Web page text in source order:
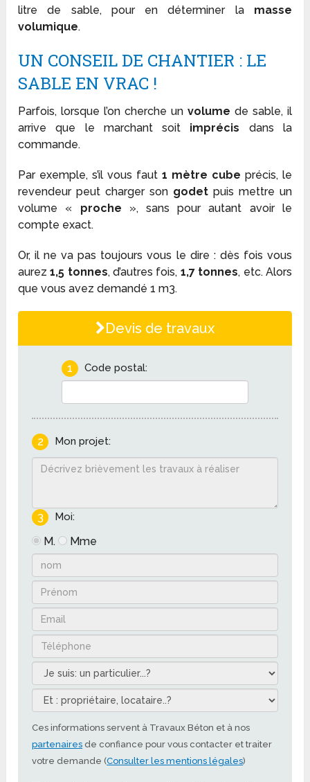
litre de sable, pour en déterminer la masse
volumique.
UN CONSEIL DE CHANTIER : LE
SABLE EN VRAC !
Parfois, lorsque l’on cherche un volume de sable, il
arrive que le marchant soit imprécis dans la
commande.
Par exemple, s’il vous faut 1 mètre cube précis, le
revendeur peut charger son godetpuis mettre un
volume « proche », sans pour autant avoir le
compte exact.
Or, il ne va pas toujours vous le dire : dès fois vous
aurez1,5 tonnes, d’autres fois, 1,7 tonnes, etc. Alors
que vous avez demandé 1 m3.
Devis de travaux
1 Code postal:
2 Mon projet:
3 Moi:
M. Mme
Ces informations servent à Travaux Béton et à nos
partenaires de confiance pour vous contacter et traiter
votre demande (Consulter les mentions légales)